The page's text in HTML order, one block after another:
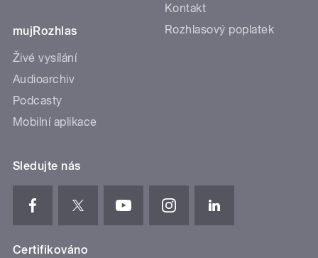
mujRozhlas
Živé vysílání
Audioarchiv
Podcasty
Mobilní aplikace
Kontakt
Rozhlasový poplatek
Sledujte nás
Certifikováno